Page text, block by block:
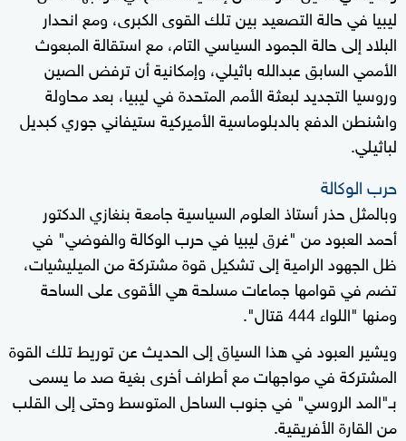
ليبيا في حالة التصعيد بين تلك القوى الكبرى، ومع انحدار
البلاد إلى حالة الجمود السياسي التام، مع استقالة المبعوث
الأممي السابق عبدالله باثيلي، وإمكانية أن ترفض الصين
وروسيا التجديد لبعثة الأمم المتحدة في ليبيا، بعد محاولة
واشنطن الدفع بالدبلوماسية الأميركية ستيفاني جوري كبديل
لباثيلي.
حرب الوكالة
وبالمثل حذر أستاذ العلوم السياسية جامعة بنغازي الدكتور
أحمد العبود من "غرق ليبيا في حرب الوكالة والفوضي" في
ظل الجهود الرامية إلى تشكيل قوة مشتركة من الميليشيات،
تضم في قوامها جماعات مسلحة هي الأقوى على الساحة
ومنها "اللواء 444 قتال".
ويشير العبود في هذا السياق إلى الحديث عن توريط تلك القوة
المشتركة في مواجهات مع أطراف أخرى بغية صد ما يسمى
بـ"المد الروسي" في جنوب الساحل المتوسط وحتى إلى القلب
من القارة الأفريقية.